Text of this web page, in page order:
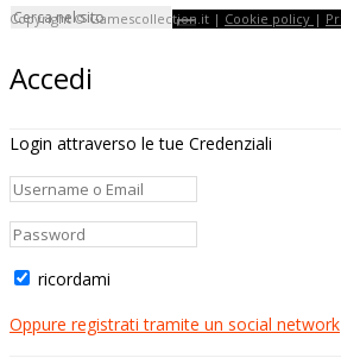
Copyright © Gamescollection.it | Cookie policy |
Accedi
Login attraverso le tue Credenziali
ricordami
Oppure registrati tramite un social network